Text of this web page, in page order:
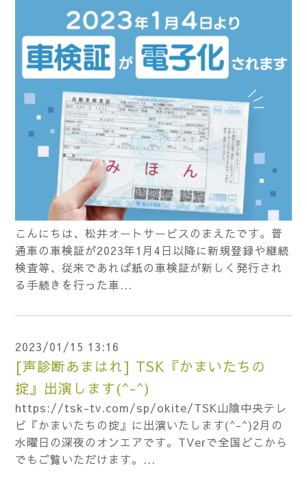
こんにちは、松井オートサービスのまえたです。普
通車の車検証が2023年1月4日以降に新規登録や継続
検査等、従来であれば紙の車検証が新しく発行され
る手続きを行った車...
2023/01/15 13:16
[声診断あまはれ] TSK『かまいたちの
掟』出演します(^-^)
https://tsk-tv.com/sp/okite/TSK山陰中央テレ
ビ『かまいたちの掟』に出演いたします(^-^)2月の
水曜日の深夜のオンエアです。TVerで全国どこから
でもご覧いただけます。...